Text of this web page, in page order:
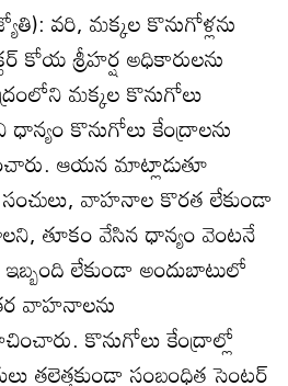
వరి, మక్కల కొనుగోళ్లను
కోయ శ్రీహర్ష అధికారులను
మక్కల కొనుగోలు
కొనుగోలు కేంద్రాలను
ఆయన మాట్లాడుతూ
సంచులు, వాహనాల కొరత లేకుండా
తూకం వేసిన ధాన్యం వెంటనే
లేకుండా అందుబాటులో
వాహనాలను
కొనుగోలు కేంద్రాల్లో
తలెత్తకుండా సంబంధిత సెంటర్‌